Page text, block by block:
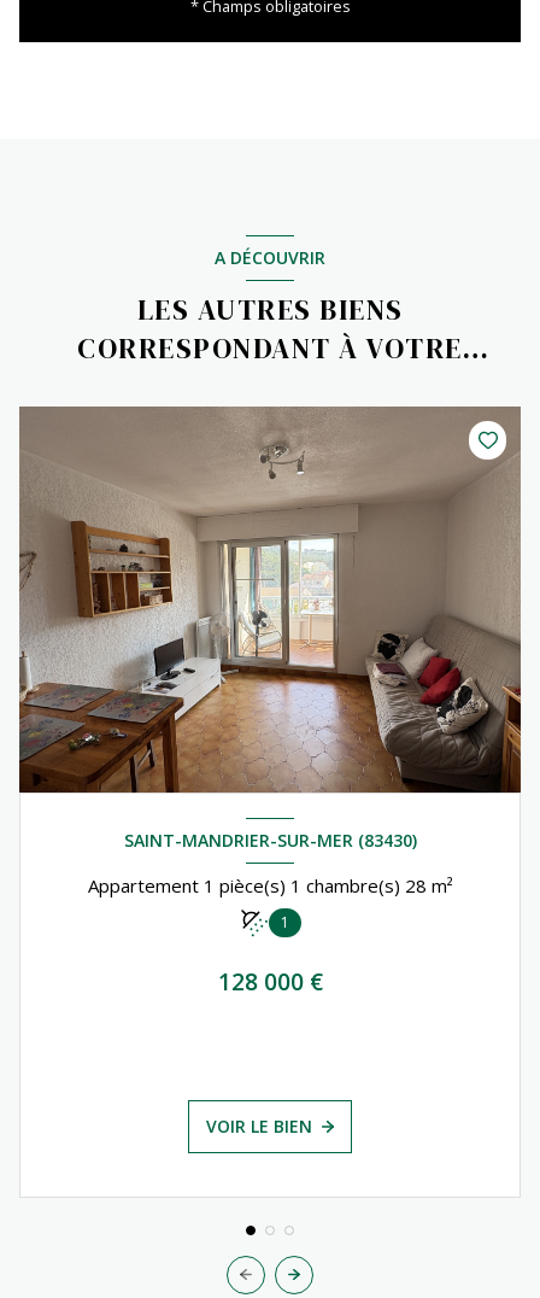
* Champs obligatoires
A DÉCOUVRIR
LES AUTRES BIENS
CORRESPONDANT À VOTRE
SAINT-MANDRIER-SUR-MER (83430)
Appartement 1 pièce(s) 1 chambre(s) 28 m²
1
128 000 €
VOIR LE BIEN